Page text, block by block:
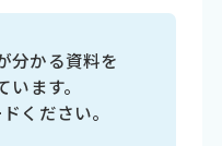
分かる資料を
ます。
ください。